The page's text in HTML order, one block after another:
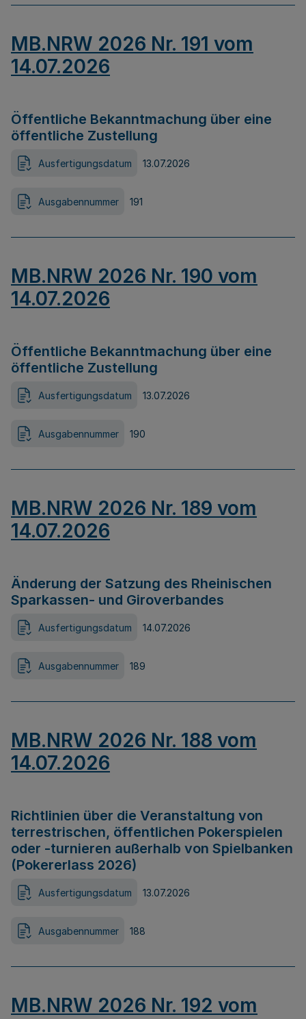
MB.NRW 2026 Nr. 191 vom
14.07.2026
Öffentliche Bekanntmachung über eine
öffentliche Zustellung
Ausfertigungsdatum 13.07.2026
Ausgabennummer 191
MB.NRW 2026 Nr. 190 vom
14.07.2026
Öffentliche Bekanntmachung über eine
öffentliche Zustellung
Ausfertigungsdatum 13.07.2026
Ausgabennummer 190
MB.NRW 2026 Nr. 189 vom
14.07.2026
Änderung der Satzung des Rheinischen
Sparkassen- und Giroverbandes
Ausfertigungsdatum 14.07.2026
Ausgabennummer 189
MB.NRW 2026 Nr. 188 vom
14.07.2026
Richtlinien über die Veranstaltung von
terrestrischen, öffentlichen Pokerspielen
oder -turnieren außerhalb von Spielbanken
(Pokererlass 2026)
Ausfertigungsdatum 13.07.2026
Ausgabennummer 188
MB.NRW 2026 Nr. 192 vom